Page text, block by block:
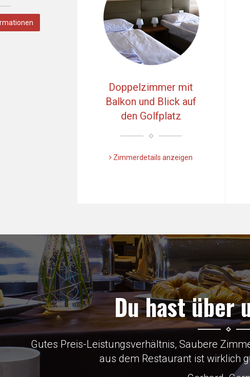
Doppelzimmer mit
Balkon und Blick auf
den Golfplatz
Zimmerdetails anzeigen
Du hast über
Very close to Skoda factory which was
Keith, Great